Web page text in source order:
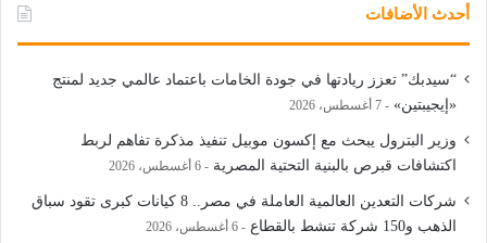
أحدث الأضافات
“سيدبك” تعزز ريادتها في جودة الخامات باعتماد عالمي جديد لمنتج
«إيجيبتين»
7 أغسطس، 2026
وزير البترول يبحث مع إكسون موبيل تنفيذ مذكرة تفاهم لربط
اكتشافات قبرص بالبنية التحتية المصرية
6 أغسطس، 2026
شركات التعدين العالمية العاملة في مصر.. 8 كيانات كبرى تقود سباق
الذهب و150 شركة تنشط بالقطاع
6 أغسطس، 2026